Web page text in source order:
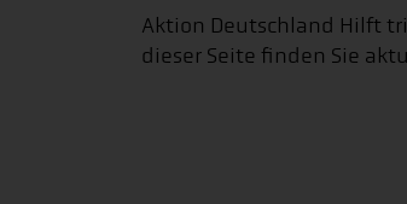
Aktion Deutschland Hilft
dieser Seite finden Sie